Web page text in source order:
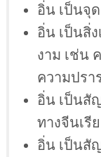
อิ่น เป็นจุ
อิ่น เป็นสิ่
งาม เช่น
ความปรา
อิ่น เป็นสั
ทางจีนเรี
อิ่น เป็นสั